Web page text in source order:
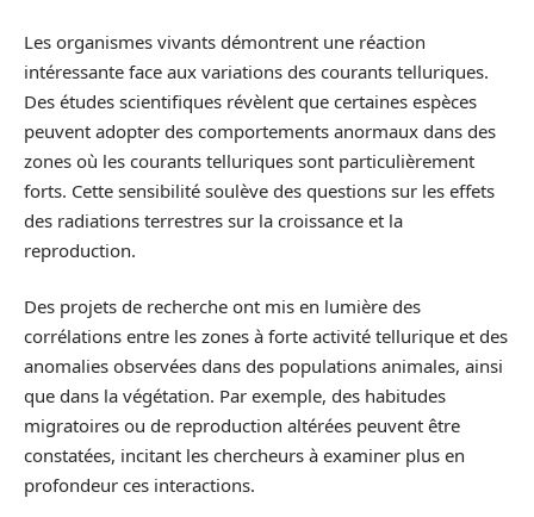
Les organismes vivants démontrent une réaction
intéressante face aux variations des courants telluriques.
Des études scientifiques révèlent que certaines espèces
peuvent adopter des comportements anormaux dans des
zones où les courants telluriques sont particulièrement
forts. Cette sensibilité soulève des questions sur les effets
des radiations terrestres sur la croissance et la
reproduction.
Des projets de recherche ont mis en lumière des
corrélations entre les zones à forte activité tellurique et des
anomalies observées dans des populations animales, ainsi
que dans la végétation. Par exemple, des habitudes
migratoires ou de reproduction altérées peuvent être
constatées, incitant les chercheurs à examiner plus en
profondeur ces interactions.